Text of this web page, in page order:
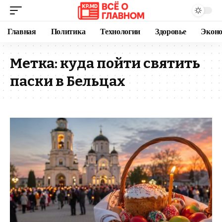
Главная Политика Технологии Здоровье
Метка: куда пойти святить
паски в Бельцах